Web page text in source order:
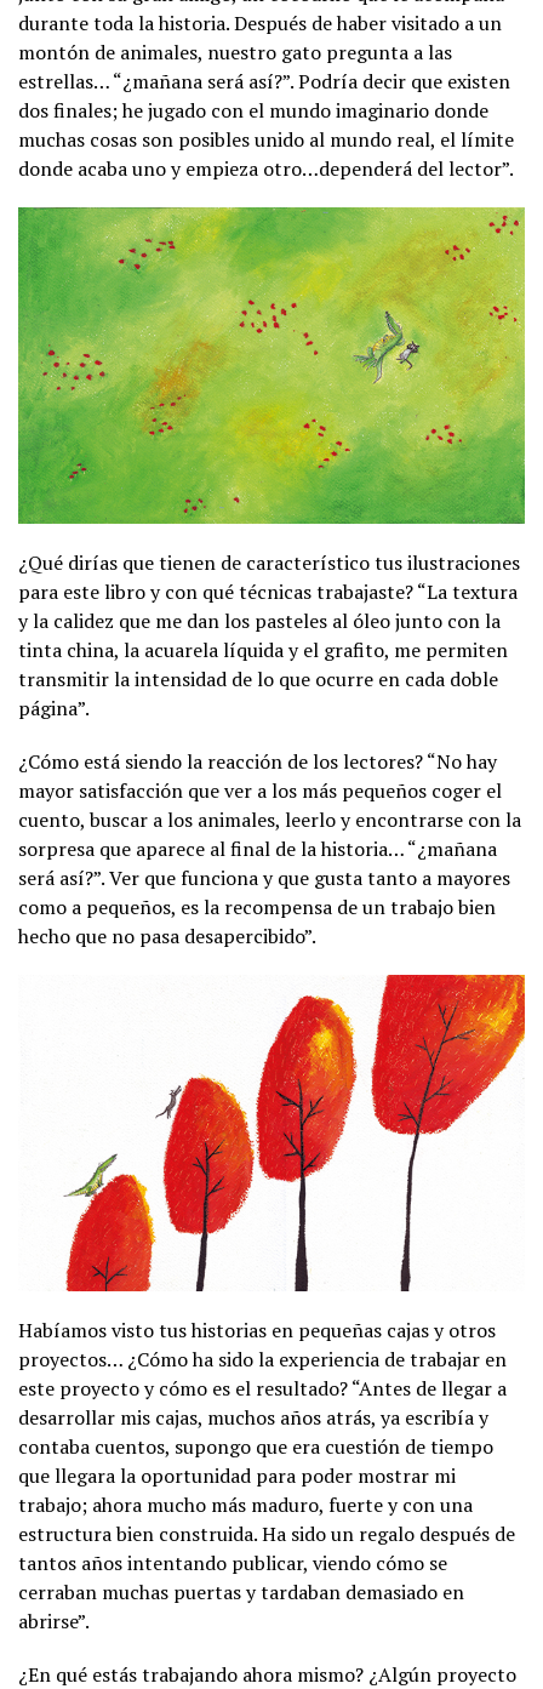
durante toda la historia. Después de haber visitado a un
montón de animales, nuestro gato pregunta a las
estrellas… “¿mañana será así?”. Podría decir que existen
dos finales; he jugado con el mundo imaginario donde
muchas cosas son posibles unido al mundo real, el límite
donde acaba uno y empieza otro…dependerá del lector”.
¿Qué dirías que tienen de característico tus ilustraciones
para este libro y con qué técnicas trabajaste? “La textura
y la calidez que me dan los pasteles al óleo junto con la
tinta china, la acuarela líquida y el grafito, me permiten
transmitir la intensidad de lo que ocurre en cada doble
página”.
¿Cómo está siendo la reacción de los lectores? “No hay
mayor satisfacción que ver a los más pequeños coger el
cuento, buscar a los animales, leerlo y encontrarse con la
sorpresa que aparece al final de la historia… “¿mañana
será así?”. Ver que funciona y que gusta tanto a mayores
como a pequeños, es la recompensa de un trabajo bien
hecho que no pasa desapercibido”.
Habíamos visto tus historias en pequeñas cajas y otros
proyectos… ¿Cómo ha sido la experiencia de trabajar en
este proyecto y cómo es el resultado? “Antes de llegar a
desarrollar mis cajas, muchos años atrás, ya escribía y
contaba cuentos, supongo que era cuestión de tiempo
que llegara la oportunidad para poder mostrar mi
trabajo; ahora mucho más maduro, fuerte y con una
estructura bien construida. Ha sido un regalo después de
tantos años intentando publicar, viendo cómo se
cerraban muchas puertas y tardaban demasiado en
abrirse”.
¿En qué estás trabajando ahora mismo? ¿Algún proyecto